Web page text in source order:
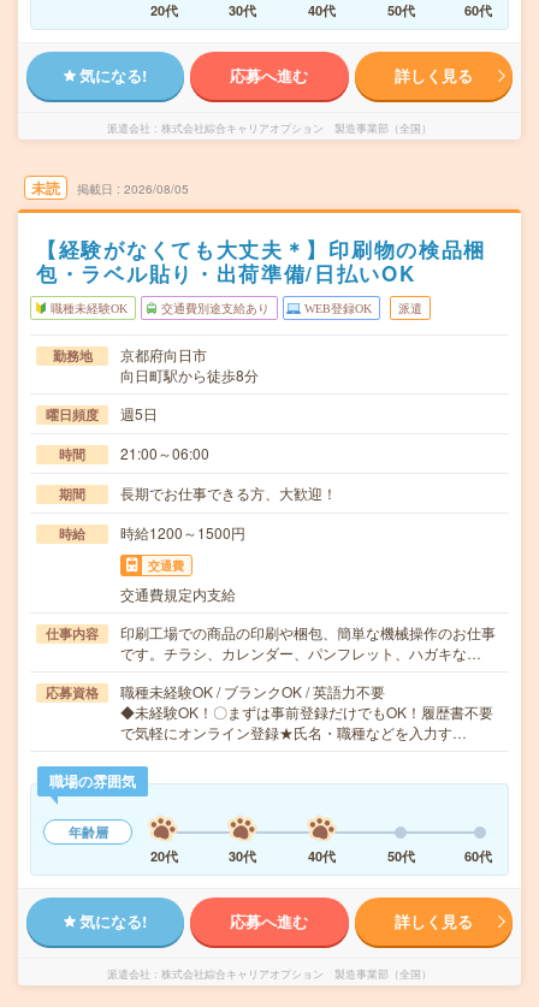
20代
30代 40代 50代 60代
気になる! 応募へ進む 詳しく見る
派遣会社 株式会社綜合キャリアオプション 製造事業部（全国）
未読 掲載日 2026/08/05
【経験がなくても大丈夫＊】印刷物の検品梱
包・ラベル貼り・出荷準備/日払いOK
職種未経験OK 交通費別途支給あり WEB登録OK 派遣
勤務地
京都府向日市
向日町駅から徒歩8分
曜日頻度 週5日
時間 21:00～06:00
期間 長期でお仕事できる方、大歓迎！
時給 時給1200～1500円
交通費
交通費規定内支給
仕事内容
印刷工場での商品の印刷や梱包、簡単な機械操作のお仕事
です。チラシ、カレンダー、パンフレット、ハガキな…
応募資格
職種未経験OK / ブランクOK / 英語力不要
◆未経験OK！〇まずは事前登録だけでもOK！履歴書不要
で気軽にオンライン登録★氏名・職種などを入力す…
職場の雰囲気
年齢層
20代
30代 40代 50代 60代
気になる! 応募へ進む 詳しく見る
派遣会社 株式会社綜合キャリアオプション 製造事業部（全国）